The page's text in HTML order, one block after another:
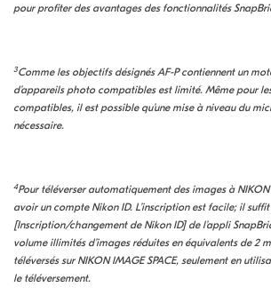
pour profiter des avantages des fonctionnalités
3Comme les objectifs désignés AF-P contiennent un
d’appareils photo compatibles est limité. Même pour
compatibles, il est possible qu’une mise à niveau du
nécessaire.
4Pour téléverser automatiquement des images à NIKON
avoir un compte Nikon ID. L’inscription est facile; il suffit
[Inscription/changement de Nikon ID] de l’appli
volume illimités d’images réduites en équivalents de 2
téléversés sur NIKON IMAGE SPACE, seulement en
le téléversement.